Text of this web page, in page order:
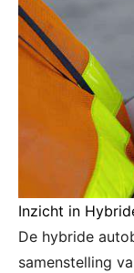
Inzicht in
De hybride
samenstelling